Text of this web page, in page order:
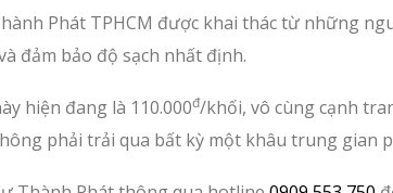
Phát TPHCM được khai thác từ những
đảm bảo độ sạch nhất định.
hiện đang là 110.000đ/khối, vô cùng cạnh
phải trải qua bất kỳ một khâu trung gian